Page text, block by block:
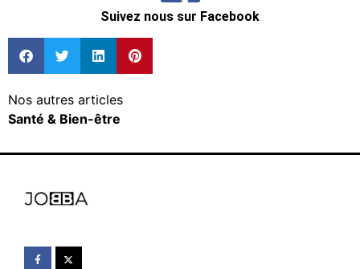
Suivez nous sur Facebook
Nos autres articles
Santé & Bien-être